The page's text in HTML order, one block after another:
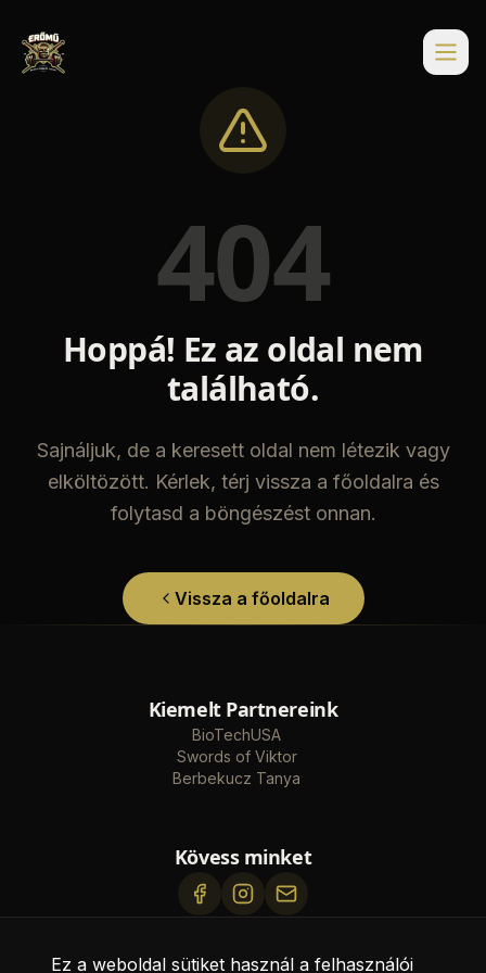
404
Hoppá! Ez az oldal nem
található.
Sajnáljuk, de a keresett oldal nem létezik vagy
elköltözött. Kérlek, térj vissza a főoldalra és
folytasd a böngészést onnan.
Vissza a főoldalra
Kiemelt Partnereink
BioTechUSA
Swords of Viktor
Berbekucz Tanya
Kövess minket
Ez a weboldal sütiket használ a felhasználói